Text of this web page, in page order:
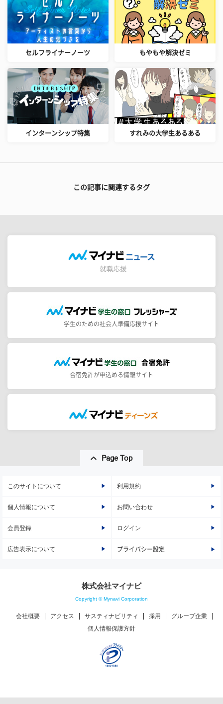
セルフライナーノーツ もやもや解決ゼミ
インターンシップ特集 すれみの大学生あるある
この記事に関連するタグ
学生のための社会人準備応援サイト
合宿免許が申込める情報サイト
Page Top
このサイトについて 利用規約
個人情報について お問い合わせ
会員登録 ログイン
広告表示について プライバシー設定
株式会社マイナビ
Copyright © Mynavi Corporation
会社概要 アクセス サスティナビリティ 採用
グループ企業
個人情報保護方針